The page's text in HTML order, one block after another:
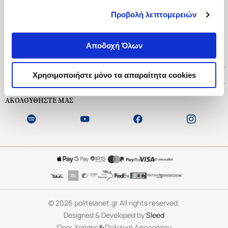
Προβολή λεπτομερειών
Αποδοχή Όλων
Χρησιμοποιήστε μόνο τα απαραίτητα cookies
Ασκληπιού 1-3, Αθήνα 106 79
Δευτέρα - Παρασκευή 09:00-21:00
Εξυπηρέτηση Πελατών
ΑΚΟΛΟΥΘΗΣΤΕ ΜΑΣ
©2026 politeianet.gr All rights reserved.
Designed & Developed bySleed